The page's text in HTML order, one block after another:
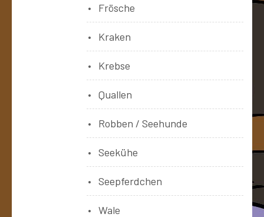
Frösche
Kraken
Krebse
Quallen
Robben / Seehunde
Seekühe
Seepferdchen
Wale